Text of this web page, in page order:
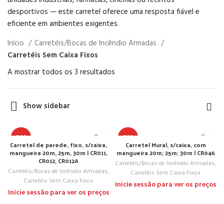
desportivos — este carretel oferece uma resposta fiável e
eficiente em ambientes exigentes.
Início
Carretéis/Bocas de Incêndio Armadas
Carretéis Sem Caixa Fixos
A mostrar todos os 3 resultados
Show sidebar
TOP
Carretel de parede, fixo, s/caixa,
mangueira 20m, 25m, 30m | CR011,
CR012, CR012A
Carretéis/Bocas de Incêndio Armadas,
Carretéis Sem Caixa Fixos
Inicie sessão para ver os preços
TOP
Carretel Mural, s/caixa, com
mangueira 20m; 25m; 30m | CR046
Carretéis/Bocas de Incêndio Armadas,
Carretéis Sem Caixa Fixos
Inicie sessão para ver os preços